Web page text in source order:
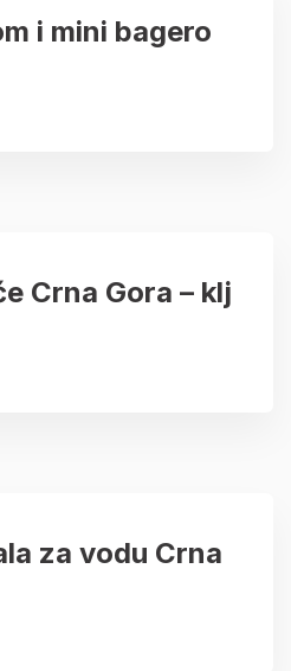
i mini bagero
Crna Gora – klj
za vodu Crna